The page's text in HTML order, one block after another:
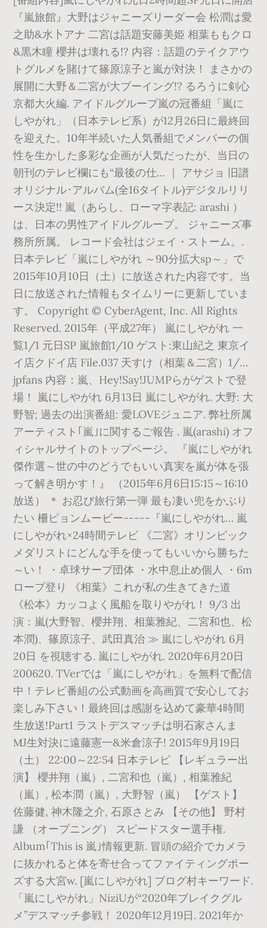
『嵐旅館』大野はジャニーズリーダー会 松潤は愛
之助&水卜アナ 二宮は話題安藤美姫 相葉ももクロ
&黒木瞳 櫻井は壊れる!? 内容：話題のテイクアウ
トグルメを賭けて篠原涼子と嵐が対決！ まさかの
展開に大野＆二宮が大ブーイング!? るろうに剣心
京都大火編. アイドルグループ嵐の冠番組「嵐に
しやがれ」（日本テレビ系）が12月26日に最終回
を迎えた。10年半続いた人気番組でメンバーの個
性を生かした多彩な企画が人気だったが、当日の
朝刊のテレビ欄にも“最後の仕… ｜ アサジョ 旧譜
オリジナル･アルバム(全16タイトル)デジタルリリ
ース決定!! 嵐（あらし、ローマ字表記: arashi ）
は、日本の男性アイドルグループ。 ジャニーズ事
務所所属。 レコード会社はジェイ・ストーム。.
日本テレビ「嵐にしやがれ ～90分拡大sp～」で
2015年10月10日（土）に放送された内容です。当
日に放送された情報もタイムリーに更新していま
す。 Copyright © CyberAgent, Inc. All Rights
Reserved. 2015年（平成27年） 嵐にしやがれ 一
覧1/1 元日SP 嵐旅館1/10 ゲスト:東山紀之 東京イ
イ店クドイ店 File.037 天すけ（相葉＆二宮）1/…
jpfans 内容：嵐、Hey!Say!JUMPらがゲストで登
場！ 嵐にしやがれ 6月13日 嵐にしやがれ. 大野: 大
野智; 過去の出演番組: 愛LOVEジュニア. 弊社所属
アーティスト｢嵐｣に関するご報告 . 嵐(arashi) オフ
ィシャルサイトのトップページ。 『嵐にしやがれ
傑作選～世の中のどうでもいい真実を嵐が体を張
って解き明かす！』 （2015年6月6日15:15～16:10
放送） ＊ お忍び旅行第一弾 最も凄い兜をかぶり
たい 柵ピョンムービー-----『嵐にしやがれ… 嵐
にしやがれ×24時間テレビ 《二宮》オリンピック
メダリストにどんな手を使ってもいいから勝ちた
～い！ ・卓球サーブ団体 ・水中息止め個人 ・6m
ロープ登り 《相葉》これが私の生きてきた道
《松本》カッコよく風船を取りやがれ！ 9/3 出
演：嵐(大野智、櫻井翔、相葉雅紀、二宮和也、松
本潤)、篠原涼子、武田真治 ≫ 嵐にしやがれ 6月
20日 を視聴する. 嵐にしやがれ. 2020年6月20日
200620. TVerでは「嵐にしやがれ」を無料で配信
中！テレビ番組の公式動画を高画質で安心してお
楽しみ下さい！最終回は感謝を込めて豪華4時間
生放送!Part1 ラストデスマッチは明石家さんま
МJ生対決に遠藤憲一&米倉涼子! 2015年9月19日
（土） 22:00～22:54 日本テレビ 【レギュラー出
演】 櫻井翔（嵐）, 二宮和也（嵐）, 相葉雅紀
（嵐）, 松本潤（嵐）, 大野智（嵐） 【ゲスト】
佐藤健, 神木隆之介, 石原さとみ 【その他】 野村
謙 （オープニング） スピードスター選手権.
Album｢This is 嵐｣情報更新. 冒頭の紹介でカメラ
に抜かれると体を寄せ合ってファイティングポー
ズする大宮w. [嵐にしやがれ] ブログ村キーワード.
「嵐にしやがれ」NiziUが“2020年ブレイクグル
メ”デスマッチ参戦！ 2020年12月19日. 2021年か